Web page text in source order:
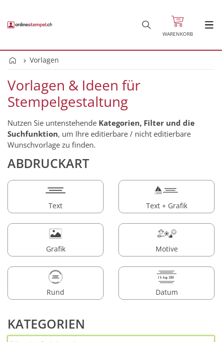
WARENKORB
Vorlagen
Vorlagen & Ideen für
Stempelgestaltung
Nutzen Sie untenstehende Kategorien, Filter und die
Suchfunktion, um Ihre editierbare / nicht editierbare
Wunschvorlage zu finden.
ABDRUCKART
Text Text + Grafik
Grafik Motive
Rund Datum
KATEGORIEN